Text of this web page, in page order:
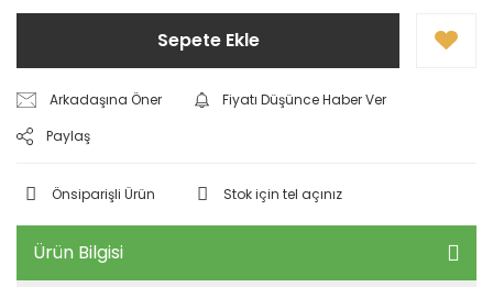
Sepete Ekle
Arkadaşına Öner
Fiyatı Düşünce Haber Ver
Paylaş
Önsiparişli Ürün Stok için tel açınız
Ürün Bilgisi